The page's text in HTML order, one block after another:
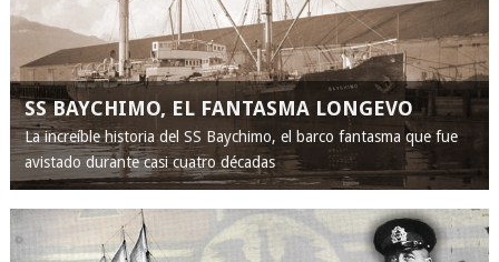
SS BAYCHIMO, EL FANTASMA LONGEVO
La increíble historia del SS Baychimo, el barco fantasma que fue
avistado durante casi cuatro décadas